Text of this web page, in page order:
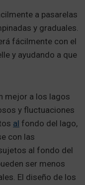
a pasarelas
y graduales.
fácilmente con el
y ayudando a que
mejor a los lagos
y fluctuaciones
al fondo del lago,
con las
al fondo del
ser menos
El diseño de los